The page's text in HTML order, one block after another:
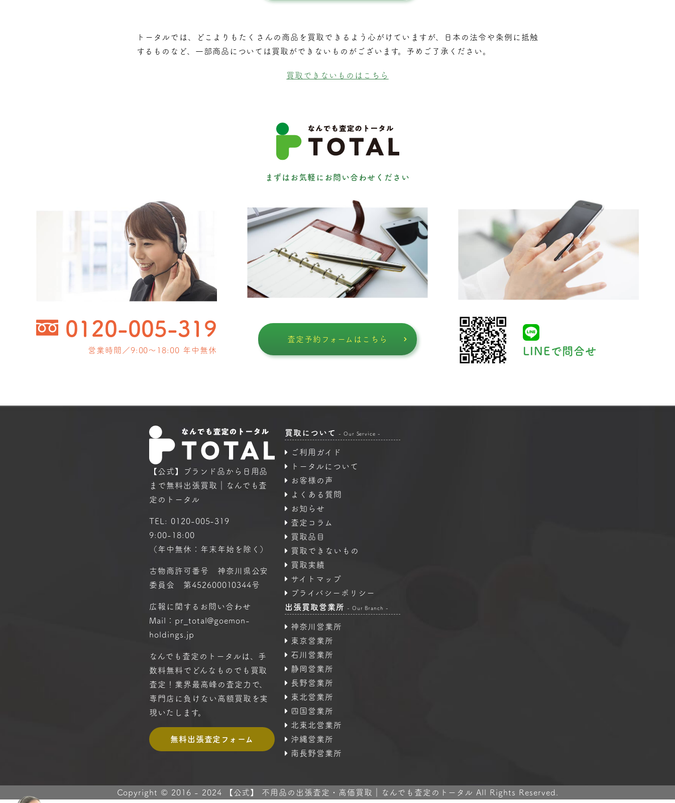
トータルでは、どこよりもたくさんの商品を買取できるよう⼼がけていますが、⽇本の法令や条例に抵触
するものなど、⼀部商品については買取ができないものがございます。予めご了承ください。
買取できないものはこちら
まずはお気軽にお問い合わせください
0120-005-319
営業時間／9:00〜18:00 年中無休
査定予約フォームはこちら
LINEで問合せ
【公式】ブランド品から日用品
まで無料出張買取｜なんでも査
定のトータル
TEL: 0120-005-319
9:00-18:00
（年中無休：年末年始を除く）
古物商許可番号 神奈川県公安
委員会 第452600010344号
広報に関するお問い合わせ
Mail：pr_total@goemon-
holdings.jp
なんでも査定のトータルは、手
数料無料で どんなものでも買取
査定！ 業界最高峰の査定力で、
専門店に 負けない高額買取を実
現いたします。
無料出張査定フォーム
買取について - Our Service -
ご利用ガイド
トータルについて
お客様の声
よくある質問
お知らせ
査定コラム
買取品目
買取できないもの
買取実績
サイトマップ
プライバシーポリシー
出張買取営業所
- Our Branch -
神奈川営業所
東京営業所
石川営業所
静岡営業所
長野営業所
東北営業所
四国営業所
北東北営業所
沖縄営業所
南長野営業所
Copyright © 2016 - 2024 【公式】 不用品の出張査定・高価買取｜なんでも査定のトータル All Rights Reserved.